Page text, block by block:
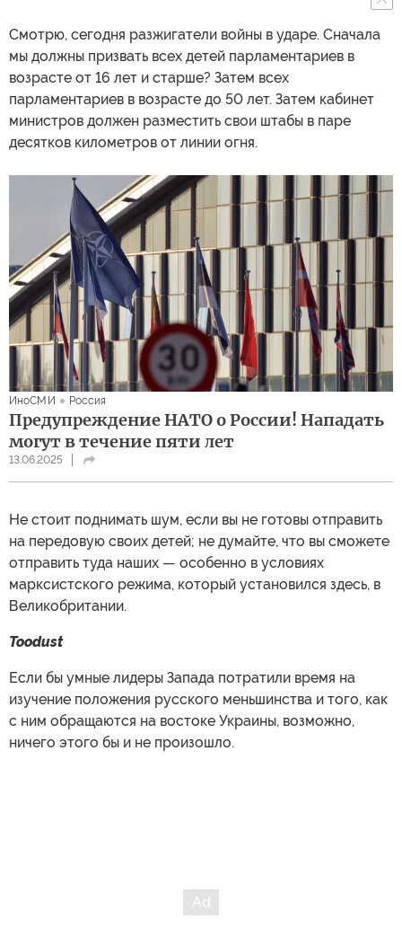
Смотрю, сегодня разжигатели войны в ударе. Сначала
мы должны призвать всех детей парламентариев в
возрасте от 16 лет и старше? Затем всех
парламентариев в возрасте до 50 лет. Затем кабинет
министров должен разместить свои штабы в паре
десятков километров от линии огня.
ИноСМИ Россия
Предупреждение НАТО о России! Нападать
могут в течение пяти лет
13.06.2025
Не стоит поднимать шум, если вы не готовы отправить
на передовую своих детей; не думайте, что вы сможете
отправить туда наших — особенно в условиях
марксистского режима, который установился здесь, в
Великобритании.
Toodust
Если бы умные лидеры Запада потратили время на
изучение положения русского меньшинства и того, как
с ним обращаются на востоке Украины, возможно,
ничего этого бы и не произошло.